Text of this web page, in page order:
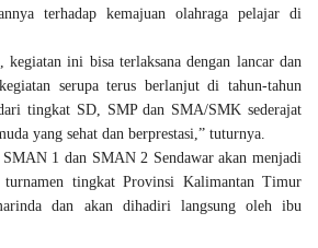
terhadap kemajuan olahraga pelajar di
kegiatan ini bisa terlaksana dengan lancar dan
serupa terus berlanjut di tahun-tahun
tingkat SD, SMP dan SMA/SMK sederajat
yang sehat dan berprestasi,” tuturnya.
1 dan SMAN 2 Sendawar akan menjadi
tingkat Provinsi Kalimantan Timur
dan akan dihadiri langsung oleh ibu